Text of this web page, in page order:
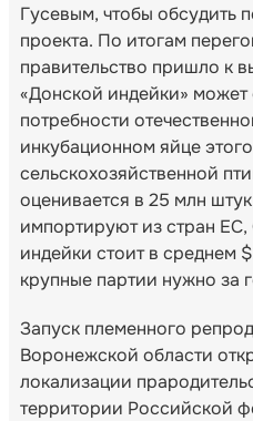
Гусевым, чтобы обсудить
проекта. По итогам
правительство пришло к
«Донской индейки» может
потребности
инкубационном яйце
сельскохозяйственной
оценивается в 25 млн
импортируют из стран
индейки стоит в среднем
крупные партии нужно за
Запуск племенного
Воронежской области
локализации
территории Российской